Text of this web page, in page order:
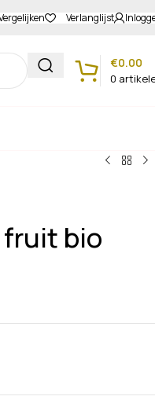
korting Verlanglijst
0
€0.00
fruit bio